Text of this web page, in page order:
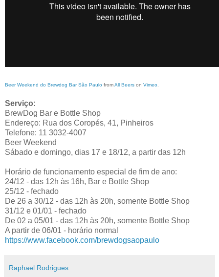
Beer Weekend do Brewdog Bar São Paulo fromAll Beers on Vimeo
Serviço:
BrewDog Bar e Bottle Shop
Endereço: Rua dos Coropés, 41, Pinheiros
Telefone: 11 3032-4007
Beer Weekend
Sábado e domingo, dias 17 e 18/12, a partir das 12h
Horário de funcionamento especial de fim de ano:
24/12 - das 12h às 16h, Bar e Bottle Shop
25/12 - fechado
De 26 a 30/12 - das 12h às 20h, somente Bottle Shop
31/12 e 01/01 - fechado
De 02 a 05/01 - das 12h às 20h, somente Bottle Shop
A partir de 06/01 - horário normal
https://www.facebook.com/brewdogsaopaulo
Raphael Rodrigues